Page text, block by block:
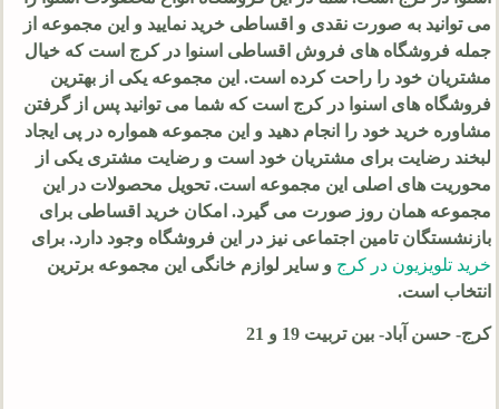
می توانید به صورت نقدی و اقساطی خرید نمایید و این مجموعه از
جمله فروشگاه های فروش اقساطی اسنوا در کرج است که خیال
مشتریان خود را راحت کرده است. این مجموعه یکی از بهترین
فروشگاه های اسنوا در کرج است که شما می توانید پس از گرفتن
مشاوره خرید خود را انجام دهید و این مجموعه همواره در پی ایجاد
لبخند رضایت برای مشتریان خود است و رضایت مشتری یکی از
محوریت های اصلی این مجموعه است. تحویل محصولات در این
مجموعه همان روز صورت می گیرد. امکان خرید اقساطی برای
بازنشستگان تامین اجتماعی نیز در این فروشگاه وجود دارد. برای
خرید تلویزیون در کرج و سایر لوازم خانگی این مجموعه برترین
انتخاب است.
کرج- حسن آباد- بین تربیت 19 و 21